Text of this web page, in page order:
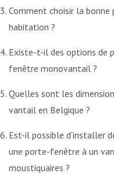
Comment choisir la
habitation ?
Existe-t-il des options de
fenêtre monovantail ?
Quelles sont les
vantail en Belgique ?
Est-il possible d’installer
une porte-fenêtre à un
moustiquaires ?